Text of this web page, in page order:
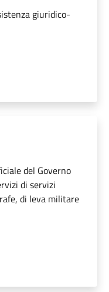
giuridico-
del Governo
di servizi
di leva militare